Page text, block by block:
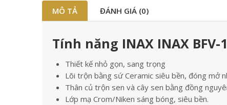
MÔ TẢ ĐÁNH GIÁ (0)
Tính năng INAX INAX BFV-
Thiết kế nhỏ gọn, sang trọng
Lõi trộn bằng sứ Ceramic siêu bền, đóng mở
Thân củ trộn sen và cây sen bằng đồng
Lớp mạ Crom/Niken sáng bóng, siêu bền.